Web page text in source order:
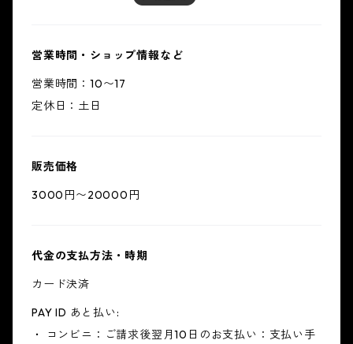
営業時間・ショップ情報など
営業時間：10〜17
定休日：土日
販売価格
3000円〜20000円
代金の支払方法・時期
カード決済
PAY ID あと払い:
・ コンビニ：ご請求後翌月10日のお支払い：支払い手